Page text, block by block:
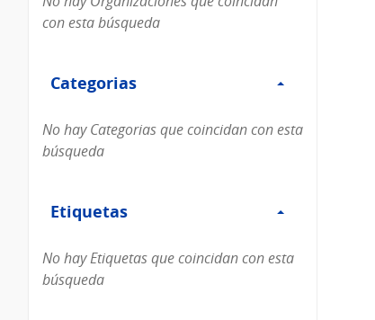
con esta búsqueda
Categorias
Categorias
No hay Categorias que coincidan con esta
búsqueda
Etiquetas
Etiquetas
No hay Etiquetas que coincidan con esta
búsqueda